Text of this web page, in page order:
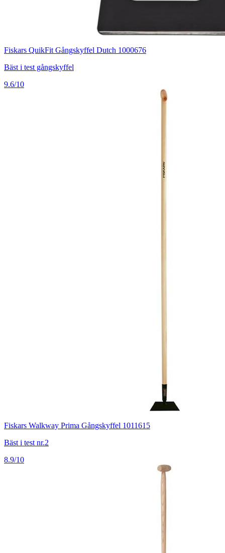
Fiskars QuikFit Gångskyffel Dutch 1000676
Bäst i test gångskyffel
9.6/10
Fiskars Walkway Prima Gångskyffel 1011615
Bäst i test nr.2
8.9/10